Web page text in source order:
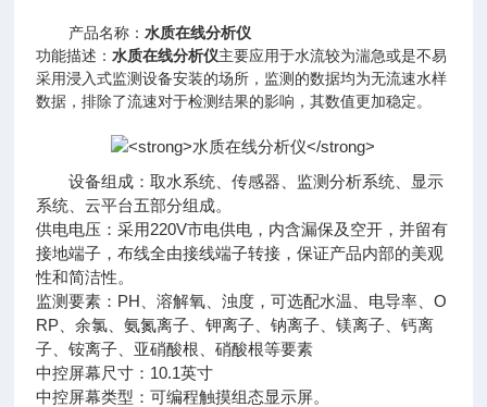
产品名称：水质在线分析仪
功能描述：水质在线分析仪主要应用于水流较为湍急或是不易
采用浸入式监测设备安装的场所，监测的数据均为无流速水样
数据，排除了流速对于检测结果的影响，其数值更加稳定。
设备组成：取水系统、传感器、监测分析系统、显示
系统、云平台五部分组成。
供电电压：采用220V市电供电，内含漏保及空开，并留有
接地端子，布线全由接线端子转接，保证产品内部的美观
性和简洁性。
监测要素：PH、溶解氧、浊度，可选配水温、电导率、O
RP、余氯、氨氮离子、钾离子、钠离子、镁离子、钙离
子、铵离子、亚硝酸根、硝酸根等要素
中控屏幕尺寸：10.1英寸
中控屏幕类型：可编程触摸组态显示屏。